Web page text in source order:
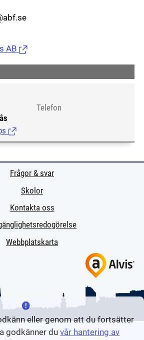
AB (Länk till extern sida.)
(Länk till extern sida.)
Telefon
Frågor & svar
Skolor
Kontakta oss
Webbplatskarta
eller genom att du fortsätter
godkänner duvår hantering av